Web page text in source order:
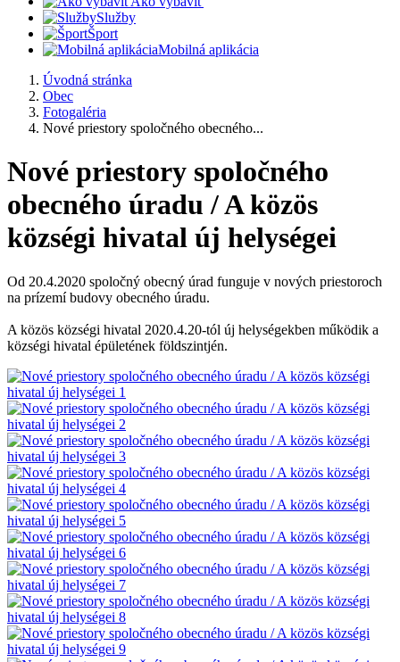
Služby
Šport
Mobilná aplikácia
Úvodná stránka
Obec
Fotogaléria
Nové priestory spoločného obecného...
Nové priestory spoločného
obecného úradu / A közös
községi hivatal új helységei
Od 20.4.2020 spoločný obecný úrad funguje v nových priestoroch
na prízemí budovy obecného úradu.
A közös községi hivatal 2020.4.20-tól új helységekben működik a
községi hivatal épületének földszintjén.